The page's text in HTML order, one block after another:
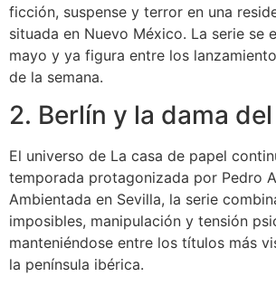
ficción, suspense y terror en una
situada en Nuevo México. La serie se
mayo y ya figura entre los
de la semana.
2. Berlín y la dama
El universo de La casa de papel
temporada protagonizada por Pedro
Ambientada en Sevilla, la serie
imposibles, manipulación y tensión
manteniéndose entre los títulos más
la península ibérica.